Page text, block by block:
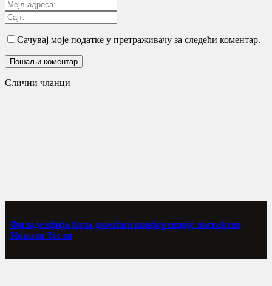
Сачувај моје податке у претраживачу за следећи коментар.
Слични чланци
Филаделфија била домаћин конференције посвећене
Николи Тесли